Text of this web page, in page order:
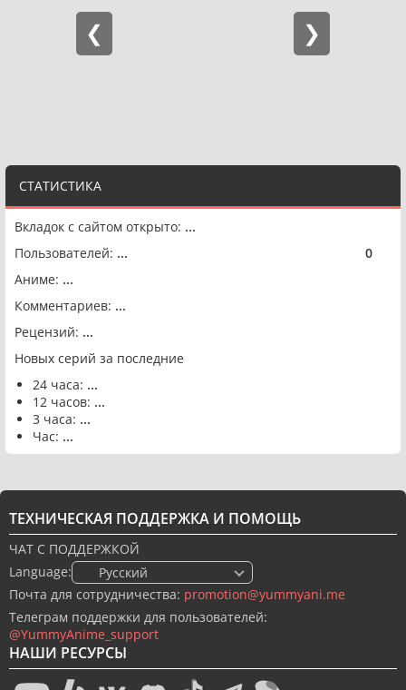
СТАТИСТИКА
Вкладок с сайтом открыто: ...
Пользователей: ... 0
Аниме: ...
Комментариев: ...
Рецензий: ...
Новых серий за последние
24 часа: ...
12 часов: ...
3 часа: ...
Час: ...
НАШИ РЕСУРСЫ
ТЕХНИЧЕСКАЯ ПОДДЕРЖКА И ПОМОЩЬ
ЧАТ С ПОДДЕРЖКОЙ
Language:
🇷🇺 Русский
Почта для сотрудничества: promotion@yummyani.me
Телеграм поддержки для пользователей:
@YummyAnime_support